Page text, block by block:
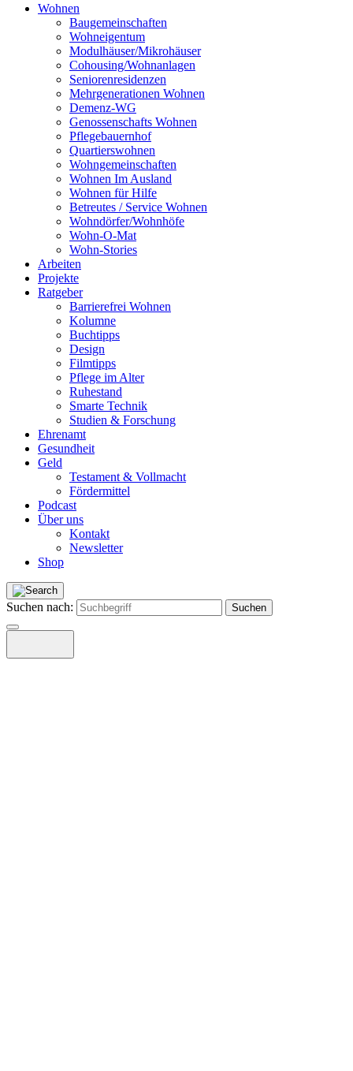
Wohnen
Baugemeinschaften
Wohneigentum
Modulhäuser/Mikrohäuser
Cohousing/Wohnanlagen
Seniorenresidenzen
Mehrgenerationen Wohnen
Demenz-WG
Genossenschafts Wohnen
Pflegebauernhof
Quartierswohnen
Wohngemeinschaften
Wohnen Im Ausland
Wohnen für Hilfe
Betreutes / Service Wohnen
Wohndörfer/Wohnhöfe
Wohn-O-Mat
Wohn-Stories
Arbeiten
Projekte
Ratgeber
Barrierefrei Wohnen
Kolumne
Buchtipps
Design
Filmtipps
Pflege im Alter
Ruhestand
Smarte Technik
Studien & Forschung
Ehrenamt
Gesundheit
Geld
Testament & Vollmacht
Fördermittel
Podcast
Über uns
Kontakt
Newsletter
Shop
Suchen nach: